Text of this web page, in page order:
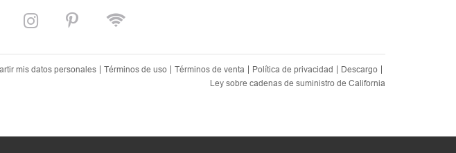
mis datos personales Términos de uso Términos de venta Política de privacidad
Descargo
Ley sobre cadenas de suministro de California